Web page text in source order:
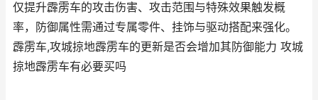
仅提升霹雳车的攻击伤害、攻击范围与特殊效果触发概
率，防御属性需通过专属零件、挂饰与驱动搭配来强化。
霹雳车,攻城掠地霹雳车的更新是否会增加其防御能力 攻城
掠地霹雳车有必要买吗